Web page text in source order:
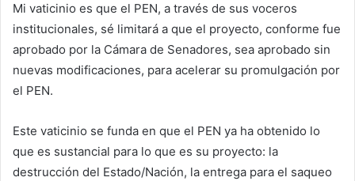
Mi vaticinio es que el PEN, a través de sus voceros
institucionales, sé limitará a que el proyecto, conforme fue
aprobado por la Cámara de Senadores, sea aprobado sin
nuevas modificaciones, para acelerar su promulgación por
el PEN.
Este vaticinio se funda en que el PEN ya ha obtenido lo
que es sustancial para lo que es su proyecto: la
destrucción del Estado/Nación, la entrega para el saqueo